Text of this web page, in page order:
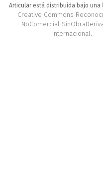
Articular está distribuida bajo una
Creative Commons
NoComercial-
Internacional.